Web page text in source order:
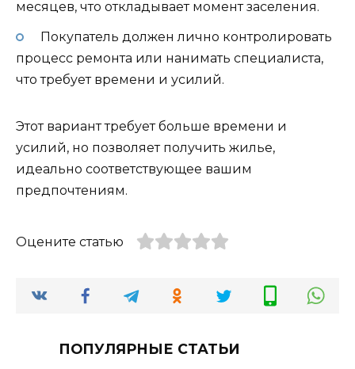
месяцев, что откладывает момент заселения.
Покупатель должен лично контролировать
процесс ремонта или нанимать специалиста,
что требует времени и усилий.
Этот вариант требует больше времени и
усилий, но позволяет получить жилье,
идеально соответствующее вашим
предпочтениям.
Оцените статью
ПОПУЛЯРНЫЕ СТАТЬИ